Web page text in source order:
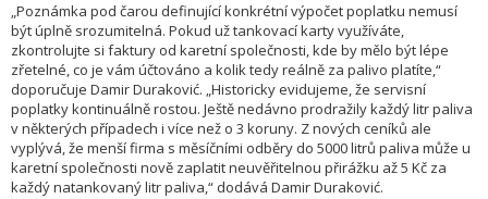
„Poznámka pod čarou definující konkrétní výpočet poplatku nemusí
být úplně srozumitelná. Pokud už tankovací karty využíváte,
zkontrolujte si faktury od karetní společnosti, kde by mělo být lépe
zřetelné, co je vám účtováno a kolik tedy reálně za palivo platíte,“
doporučuje Damir Duraković. „Historicky evidujeme, že servisní
poplatky kontinuálně rostou. Ještě nedávno prodražily každý litr paliva
v některých případech i více než o 3 koruny. Z nových ceníků ale
vyplývá, že menší firma s měsíčními odběry do 5000 litrů paliva může u
karetní společnosti nově zaplatit neuvěřitelnou přirážku až 5 Kč za
každý natankovaný litr paliva,“ dodává Damir Duraković.